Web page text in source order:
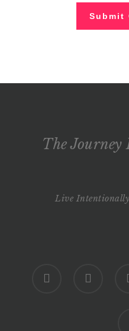
The Journey
Live